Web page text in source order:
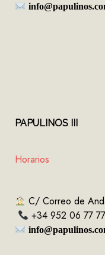
PAPULINOS III
Horarios
C/ Correo de
+34 952 06 77 77